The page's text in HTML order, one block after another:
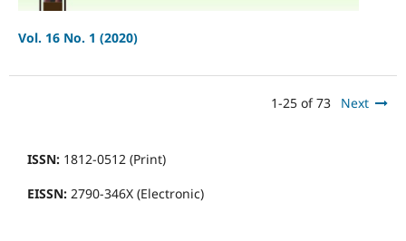
Vol. 16 No. 1 (2020)
1-25 of 73 Next
ISSN: 1812-0512 (Print)
EISSN: 2790-346X (Electronic)